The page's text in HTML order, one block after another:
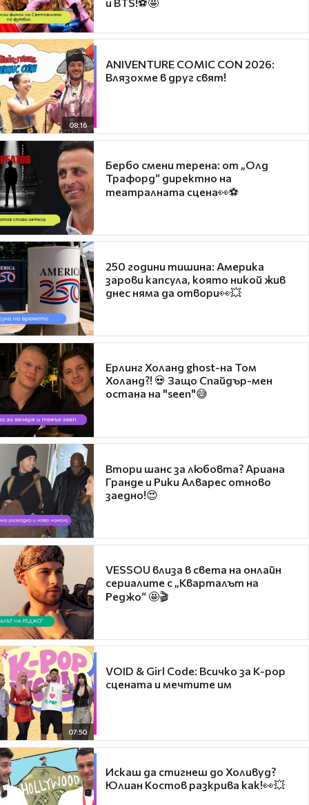
08:16
ANIVENTURE COMIC CON 2026:
Влязохме в друг свят!
Бербо смени терена: от „Олд
Трафорд“ директно на
театралната сцена👀⚽
250 години тишина: Америка
зарови капсула, която никой жив
днес няма да отвори👀💥
Ерлинг Холанд ghost-на Том
Холанд?! 💀 Защо Спайдър-мен
остана на "seen"😅
Втори шанс за любовта? Ариана
Гранде и Рики Алварес отново
заедно!😍
VESSOU влиза в света на онлайн
сериалите с „Кварталът на
Реджо“ 🤩🎬
07:50
VOID & Girl Code: Всичко за K-pop
сцената и мечтите им
Искаш да стигнеш до Холивуд?
Юлиан Костов разкрива как!👀💥